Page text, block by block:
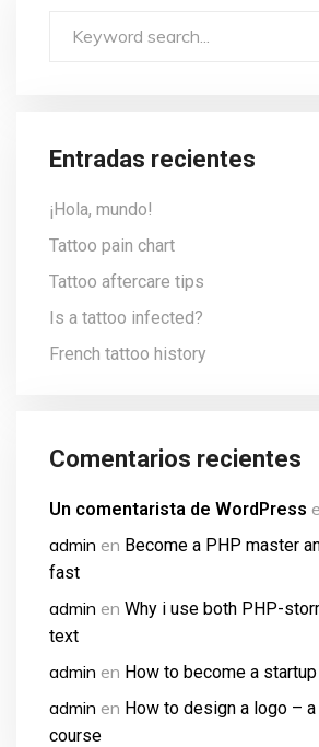
Entradas recientes
¡Hola, mundo!
Tattoo pain chart
Tattoo aftercare tips
Is a tattoo infected?
French tattoo history
Comentarios recientes
Un comentarista de WordPress
admin en Become a PHP master
fast
admin en Why i use both PHP-
text
admin en How to become a
admin en How to design a logo –
course